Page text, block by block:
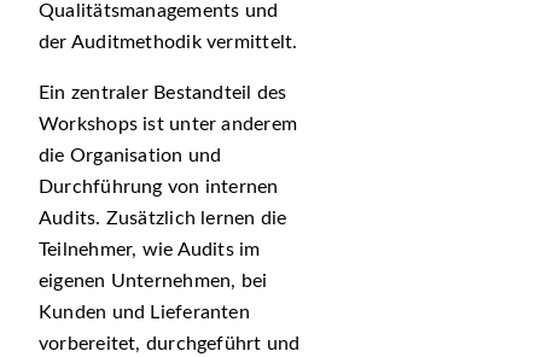
Qualitätsmanagements und
der Auditmethodik vermittelt.
Ein zentraler Bestandteil des
Workshops ist unter anderem
die Organisation und
Durchführung von internen
Audits. Zusätzlich lernen die
Teilnehmer, wie Audits im
eigenen Unternehmen, bei
Kunden und Lieferanten
vorbereitet, durchgeführt und